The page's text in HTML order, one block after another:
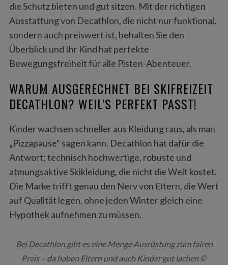
die Schutz bieten und gut sitzen. Mit der richtigen
Ausstattung von Decathlon, die nicht nur funktional,
sondern auch preiswert ist, behalten Sie den
Überblick und Ihr Kind hat perfekte
Bewegungsfreiheit für alle Pisten-Abenteuer.
WARUM AUSGERECHNET BEI SKIFREIZEIT
DECATHLON? WEIL’S PERFEKT PASST!
Kinder wachsen schneller aus Kleidung raus, als man
„Pizzapause“ sagen kann. Decathlon hat dafür die
Antwort: technisch hochwertige, robuste und
atmungsaktive Skikleidung, die nicht die Welt kostet.
Die Marke trifft genau den Nerv von Eltern, die Wert
auf Qualität legen, ohne jeden Winter gleich eine
Hypothek aufnehmen zu müssen.
Bei Decathlon gibt es eine Menge Ausrüstung zum fairen
Preis – da haben Eltern und auch Kinder gut lachen ©